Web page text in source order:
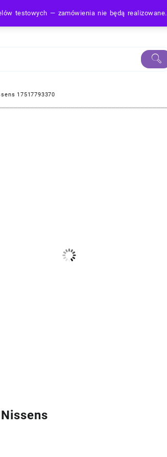
testowych — zamówienia nie będą realizowane.
17517793370